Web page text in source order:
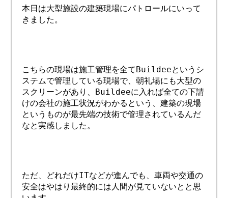
本日は大型施設の建築現場にパトロールにいって
きました。
こちらの現場は施工管理を全てBuildeeというシ
ステムで管理している現場で、朝礼場にも大型の
スクリーンがあり、Buildeeに入れば全ての下請
けの会社の施工状況がわかるという、建築の現場
というものが最先端の技術で管理されているんだ
なと実感しました。
ただ、どれだけITなどが進んでも、車両や交通の
安全はやはり最終的には人間が見ていないとと思